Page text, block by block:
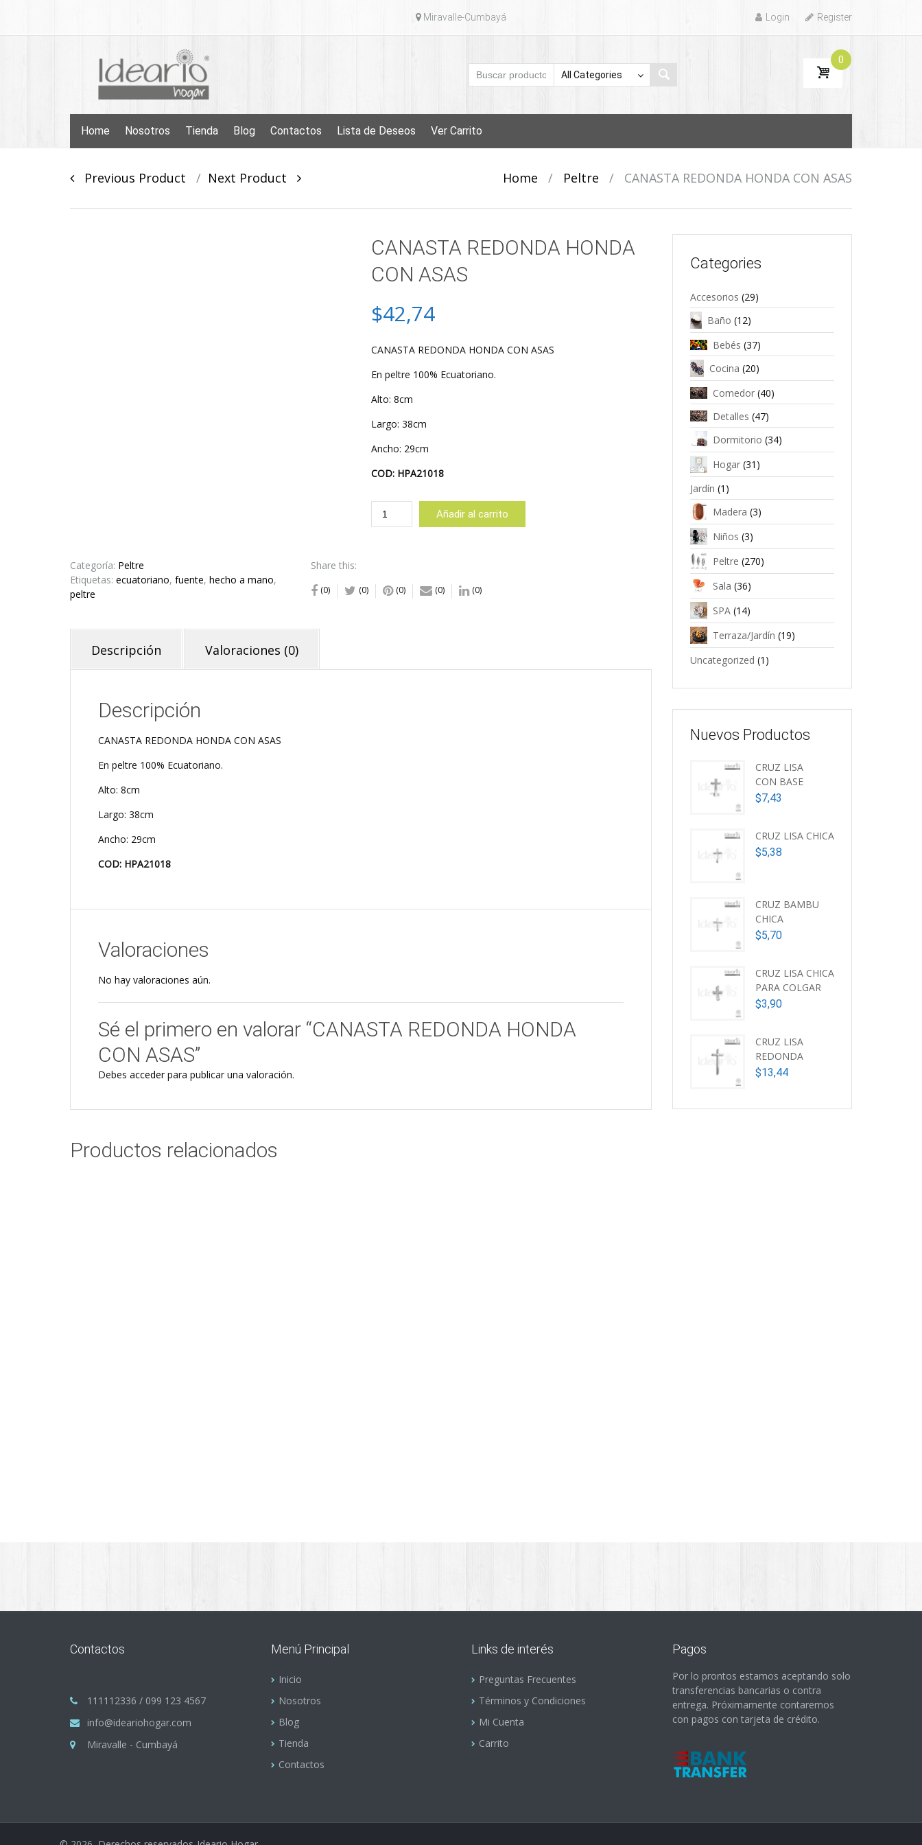
Miravalle-Cumbayá Login Register
0
content
Home Nosotros Tienda Blog Contactos Lista de Deseos Ver Carrito
Post
Previous Product Next Product Home / Peltre / CANASTA REDONDA HONDA CON ASAS
CANASTA REDONDA HONDA
CON ASAS
$42,74
CANASTA REDONDA HONDA CON ASAS
En peltre 100% Ecuatoriano.
Alto: 8cm
Largo: 38cm
Ancho: 29cm
COD: HPA21018
CANASTA
REDONDA
Añadir al carrito
Categoría: Peltre
Etiquetas: ecuatoriano, fuente, hecho a mano,
peltre
Share this:
(0) (0) (0) (0) (0)
Descripción Valoraciones (0)
Descripción
CANASTA REDONDA HONDA CON ASAS
En peltre 100% Ecuatoriano.
Alto: 8cm
Largo: 38cm
Ancho: 29cm
COD: HPA21018
Valoraciones
No hay valoraciones aún.
Sé el primero en valorar “CANASTA REDONDA HONDA
CON ASAS”
Debes accederpara publicar una valoración.
Productos relacionados
Categories
Accesorios (29)
Baño (12)
Bebés (37)
Cocina (20)
Comedor (40)
Detalles (47)
Dormitorio (34)
Hogar (31)
Jardín (1)
Madera (3)
Niños (3)
Peltre (270)
Sala (36)
SPA (14)
Terraza/Jardín (19)
Uncategorized (1)
Nuevos Productos
CRUZ LISA
CON BASE
$7,43
CRUZ LISA CHICA
$5,38
CRUZ BAMBU
CHICA
$5,70
CRUZ LISA CHICA
PARA COLGAR
$3,90
CRUZ LISA
REDONDA
$13,44
Contactos
111112336 / 099 123 4567
info@ideariohogar.com
Miravalle - Cumbayá
Menú Principal
Inicio
Nosotros
Blog
Tienda
Contactos
Links de interés
Preguntas Frecuentes
Términos y Condiciones
Mi Cuenta
Carrito
Pagos
Por lo prontos estamos aceptando solo
transferencias bancarias o contra
entrega. Próximamente contaremos
con pagos con tarjeta de crédito.